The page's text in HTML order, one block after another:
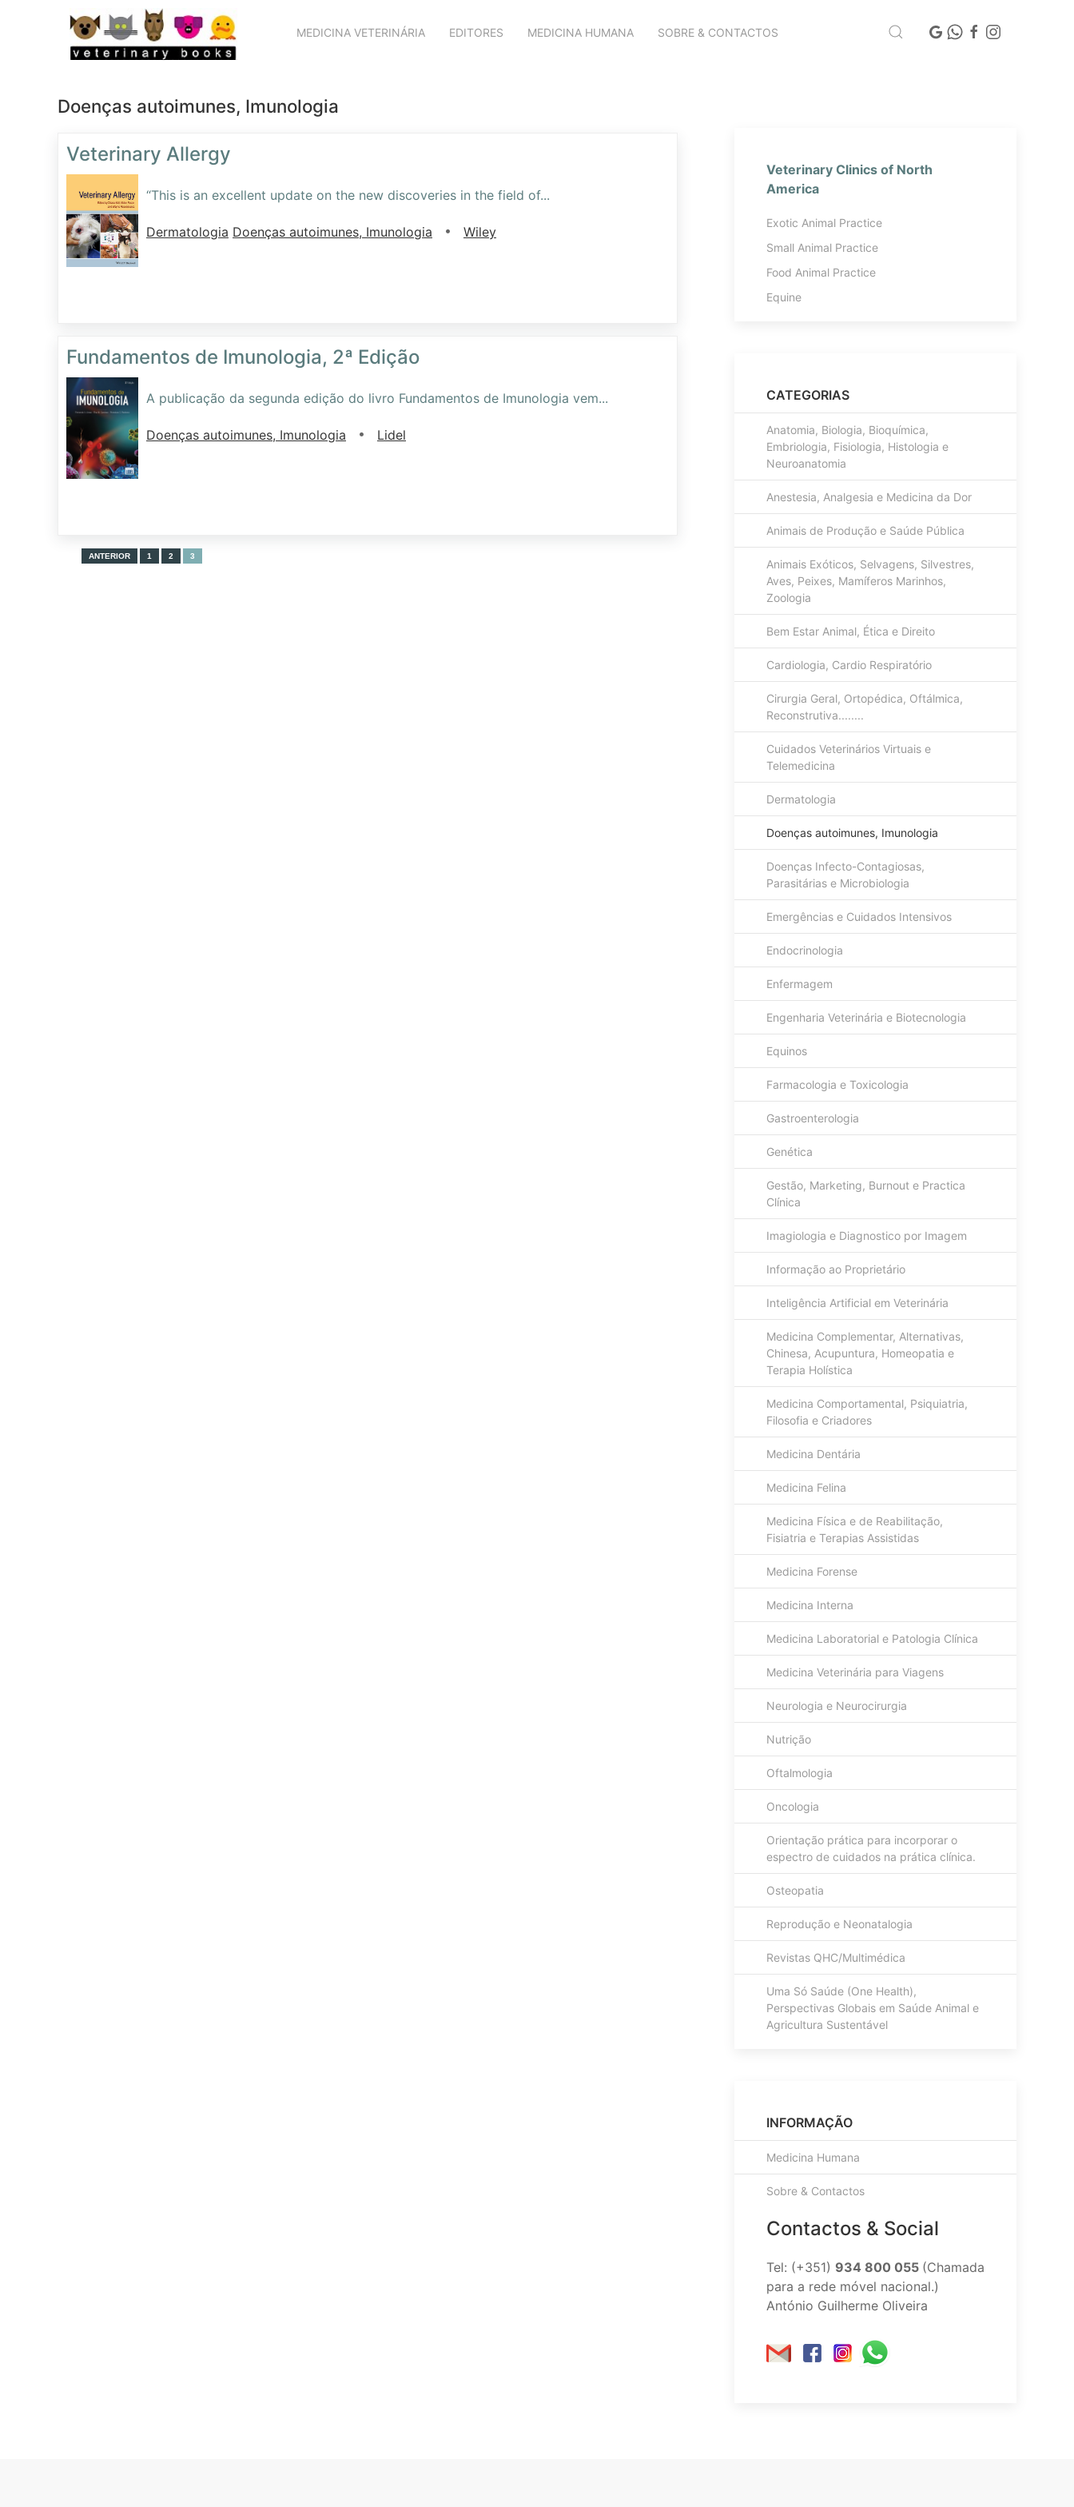
MEDICINA VETERINÁRIA EDITORES MEDICINA HUMANA SOBRE & CONTACTOS
Doenças autoimunes, Imunologia
Veterinary Allergy
“This is an excellent update on the new discoveries in the field of...
Dermatologia Doenças autoimunes, Imunologia • Wiley
Fundamentos de Imunologia, 2ª Edição
A publicação da segunda edição do livro Fundamentos de Imunologia vem...
Doenças autoimunes, Imunologia • Lidel
ANTERIOR 1 2 3
Veterinary Clinics of North
America
Exotic Animal Practice
Small Animal Practice
Food Animal Practice
Equine
CATEGORIAS
Anatomia, Biologia, Bioquímica,
Embriologia, Fisiologia, Histologia e
Neuroanatomia
Anestesia, Analgesia e Medicina da Dor
Animais de Produção e Saúde Pública
Animais Exóticos, Selvagens, Silvestres,
Aves, Peixes, Mamíferos Marinhos,
Zoologia
Bem Estar Animal, Ética e Direito
Cardiologia, Cardio Respiratório
Cirurgia Geral, Ortopédica, Oftálmica,
Reconstrutiva........
Cuidados Veterinários Virtuais e
Telemedicina
Dermatologia
Doenças autoimunes, Imunologia
Doenças Infecto-Contagiosas,
Parasitárias e Microbiologia
Emergências e Cuidados Intensivos
Endocrinologia
Enfermagem
Engenharia Veterinária e Biotecnologia
Equinos
Farmacologia e Toxicologia
Gastroenterologia
Genética
Gestão, Marketing, Burnout e Practica
Clínica
Imagiologia e Diagnostico por Imagem
Informação ao Proprietário
Inteligência Artificial em Veterinária
Medicina Complementar, Alternativas,
Chinesa, Acupuntura, Homeopatia e
Terapia Holística
Medicina Comportamental, Psiquiatria,
Filosofia e Criadores
Medicina Dentária
Medicina Felina
Medicina Física e de Reabilitação,
Fisiatria e Terapias Assistidas
Medicina Forense
Medicina Interna
Medicina Laboratorial e Patologia Clínica
Medicina Veterinária para Viagens
Neurologia e Neurocirurgia
Nutrição
Oftalmologia
Oncologia
Orientação prática para incorporar o
espectro de cuidados na prática clínica.
Osteopatia
Reprodução e Neonatalogia
Revistas QHC/Multimédica
Uma Só Saúde (One Health),
Perspectivas Globais em Saúde Animal e
Agricultura Sustentável
INFORMAÇÃO
Medicina Humana
Sobre & Contactos
Contactos & Social
Tel: (+351) 934 800 055 (Chamada
para a rede móvel nacional.)
António Guilherme Oliveira